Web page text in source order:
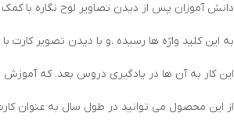
دانش آموزان پس از دیدن تصاویر لوح نگاره
به این کلید واژه ها رسیده .و با دیدن تصویر
این کار به آن ها در یادگیری دروس بعد. که
از این محصول می توانید در طول سال به عنوان